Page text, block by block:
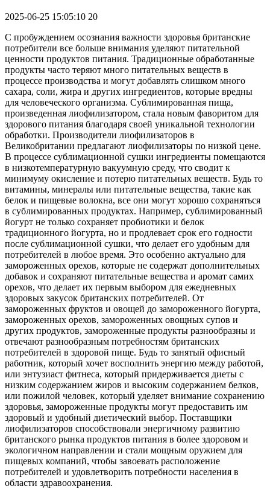
2025-06-25 15:05:10 20
С пробуждением осознания важности здоровья британские
потребители все больше внимания уделяют питательной
ценности продуктов питания. Традиционные обработанные
продукты часто теряют много питательных веществ в
процессе производства и могут добавлять слишком много
сахара, соли, жира и других ингредиентов, которые вредны
для человеческого организма. Сублимированная пища,
произведенная лиофилизатором, стала новым фаворитом для
здорового питания благодаря своей уникальной технологии
обработки. Производители лиофилизаторов в
Великобритании предлагают лиофилизаторы по низкой цене.
В процессе сублимационной сушки ингредиенты помещаются
в низкотемпературную вакуумную среду, что сводит к
минимуму окисление и потерю питательных веществ. Будь то
витамины, минералы или питательные вещества, такие как
белок и пищевые волокна, все они могут хорошо сохраняться
в сублимированных продуктах. Например, сублимированный
йогурт не только сохраняет пробиотики и белок
традиционного йогурта, но и продлевает срок его годности
после сублимационной сушки, что делает его удобным для
потребителей в любое время. Это особенно актуально для
замороженных орехов, которые не содержат дополнительных
добавок и сохраняют питательные вещества и аромат самих
орехов, что делает их первым выбором для ежедневных
здоровых закусок британских потребителей. От
замороженных фруктов и овощей до замороженного йогурта,
замороженных орехов, замороженных овощных супов и
других продуктов, замороженные продукты разнообразны и
отвечают разнообразным потребностям британских
потребителей в здоровой пище. Будь то занятый офисный
работник, который хочет восполнить энергию между работой,
или энтузиаст фитнеса, который придерживается диеты с
низким содержанием жиров и высоким содержанием белков,
или пожилой человек, который уделяет внимание сохранению
здоровья, замороженные продукты могут предоставить им
здоровый и удобный диетический выбор. Поставщики
лиофилизаторов способствовали энергичному развитию
британского рынка продуктов питания в более здоровом и
экологичном направлении и стали мощным оружием для
пищевых компаний, чтобы завоевать расположение
потребителей и удовлетворить потребности населения в
области здравоохранения.